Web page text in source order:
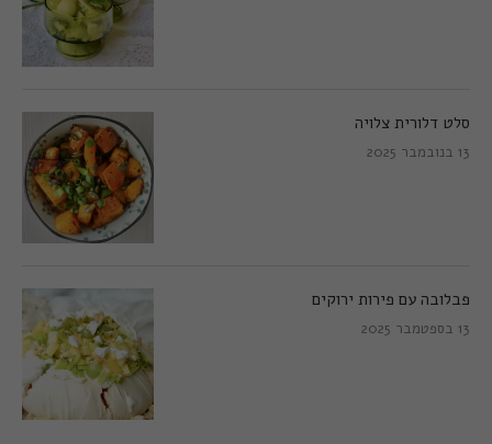
סלט דלורית צלויה
13 בנובמבר 2025
פבלובה עם פירות ירוקים
13 בספטמבר 2025